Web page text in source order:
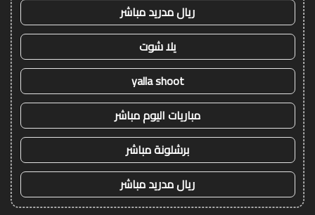
ريال مدريد مباشر
يلا شوت
yalla shoot
مباريات اليوم مباشر
برشلونة مباشر
ريال مدريد مباشر